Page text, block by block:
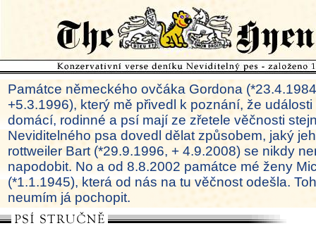
Památce německého ovčáka Gordona
+5.3.1996), který mě přivedl k poznání, že
domácí, rodinné a psí mají ze zřetele věčnosti
Neviditelného psa dovedl dělat způsobem, jaký
rottweiler Bart (*29.9.1996, + 4.9.2008) se nikdy
napodobit. No a od 8.8.2002 památce mé ženy
(*1.1.1945), která od nás na tu věčnost odešla.
neumím já pochopit.